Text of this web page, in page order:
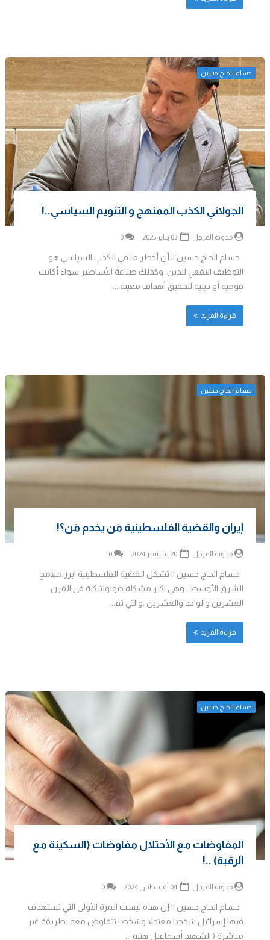
حسام الحاج حسين
الجولاني الكذب الممنهج و التنويم السياسي..!
مدونة المرجل 0
حسام الحاج حسين || أن أخطر ما في الكذب السياسي هو
التوظيف النفعي للدين، وكذلك صناعة الأساطير سواء أكانت
قومية أو دينية لتحقيق أهداف معينة،...
قراءة المزيد
حسام الحاج حسين
إيران والقضية الفلسطينية مَن يخدم مَن؟!
مدونة المرجل 0
حسام الحاج حسين || تشكل القضية الفلسطينية ابرز ملامح
الشرق الأوسط . وهي اكبر مشكلة جيوبولتيكية في القرن
العشرين والواحد والعشرين .والتي تم...
قراءة المزيد
حسام الحاج حسين
المفاوضات مع الأحتلال مفاوضات (السكينة مع
الرقبة) ..!
مدونة المرجل 0
حسام الحاج حسين || إن هذه ليست المرة الأولى التي تستهدف
فيها إسرائيل شخصا معتدلا وشخصا تتفاوض معه بطريقة غير
مباشرة ( الشهيد أسماعيل هنيه ...